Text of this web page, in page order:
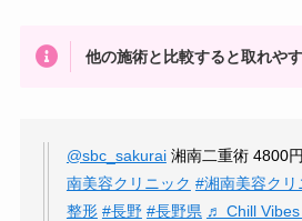
他の施術と比較すると取れやす
@sbc_sakurai湘南二重術 4800
南美容クリニック #湘南美容クリ
整形 #長野 #長野県 ♬ Chill Vibes